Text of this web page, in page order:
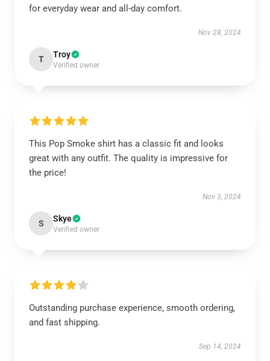
for everyday wear and all-day comfort.
Nov 28, 2024
T Troy
Verified owner
This Pop Smoke shirt has a classic fit and looks
great with any outfit. The quality is impressive for
the price!
Nov 3, 2024
S Skye
Verified owner
Outstanding purchase experience, smooth ordering,
and fast shipping.
Sep 14, 2024